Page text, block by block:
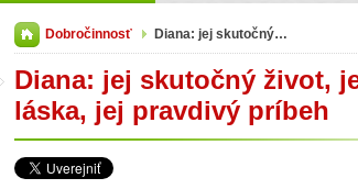
Dobročinnosť Diana: jej skutočný…
Diana: jej skutočný život,
láska, jej pravdivý príbeh